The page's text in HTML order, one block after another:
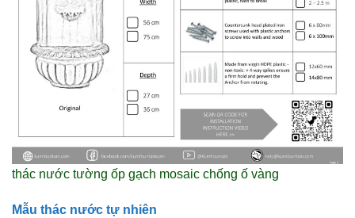
thác nước tường ốp gạch mosaic chống ố vàng
Mẫu thác nước tự nhiên